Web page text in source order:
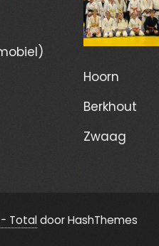
Hoorn
Berkhout
Zwaag
- Totaldoor HashThemes